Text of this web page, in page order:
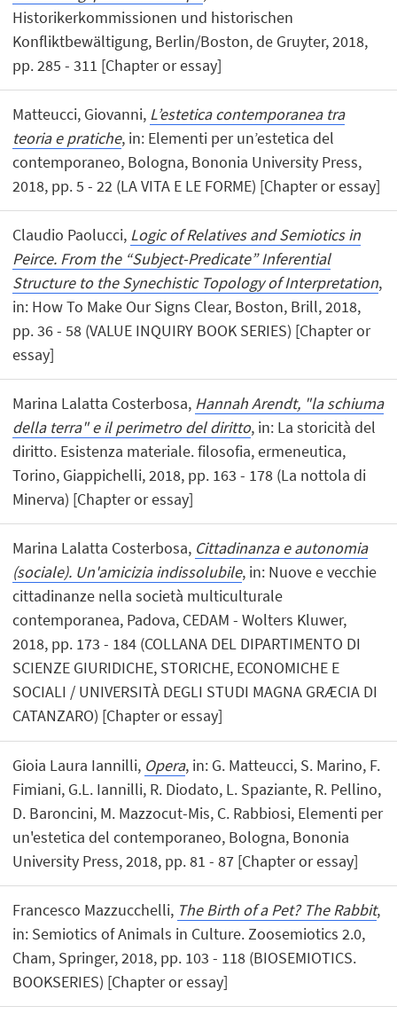
Historikerkommissionen und historischen
Konfliktbewältigung, Berlin/Boston, de Gruyter, 2018,
pp. 285 - 311 [Chapter or essay]
Matteucci, Giovanni, L’estetica contemporanea tra
teoria e pratiche, in: Elementi per un’estetica del
contemporaneo, Bologna, Bononia University Press,
2018, pp. 5 - 22 (LA VITA E LE FORME) [Chapter or essay]
Claudio Paolucci, Logic of Relatives and Semiotics in
Peirce. From the “Subject-Predicate” Inferential
Structure to the Synechistic Topology of Interpretation,
in: How To Make Our Signs Clear, Boston, Brill, 2018,
pp. 36 - 58 (VALUE INQUIRY BOOK SERIES) [Chapter or
essay]
Marina Lalatta Costerbosa, Hannah Arendt, "la schiuma
della terra" e il perimetro del diritto, in: La storicità del
diritto. Esistenza materiale. filosofia, ermeneutica,
Torino, Giappichelli, 2018, pp. 163 - 178 (La nottola di
Minerva) [Chapter or essay]
Marina Lalatta Costerbosa, Cittadinanza e autonomia
(sociale). Un'amicizia indissolubile, in: Nuove e vecchie
cittadinanze nella società multiculturale
contemporanea, Padova, CEDAM - Wolters Kluwer,
2018, pp. 173 - 184 (COLLANA DEL DIPARTIMENTO DI
SCIENZE GIURIDICHE, STORICHE, ECONOMICHE E
SOCIALI / UNIVERSITÀ DEGLI STUDI MAGNA GRÆCIA DI
CATANZARO) [Chapter or essay]
Gioia Laura Iannilli, Opera, in: G. Matteucci, S. Marino, F.
Fimiani, G.L. Iannilli, R. Diodato, L. Spaziante, R. Pellino,
D. Baroncini, M. Mazzocut-Mis, C. Rabbiosi, Elementi per
un'estetica del contemporaneo, Bologna, Bononia
University Press, 2018, pp. 81 - 87 [Chapter or essay]
Francesco Mazzucchelli, The Birth of a Pet? The Rabbit,
in: Semiotics of Animals in Culture. Zoosemiotics 2.0,
Cham, Springer, 2018, pp. 103 - 118 (BIOSEMIOTICS.
BOOKSERIES) [Chapter or essay]